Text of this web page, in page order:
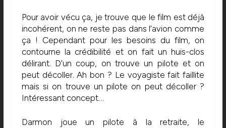
Pour avoir vécu ça, je trouve que le film est déjà
incohérent, on ne reste pas dans l’avion comme
ça ! Cependant pour les besoins du film, on
contourne la crédibilité et on fait un huis-clos
délirant. D’un coup, on trouve un pilote et on
peut décoller. Ah bon ? Le voyagiste fait faillite
mais si on trouve un pilote on peut décoller ?
Intéressant concept…
Darmon joue un pilote à la retraite, le